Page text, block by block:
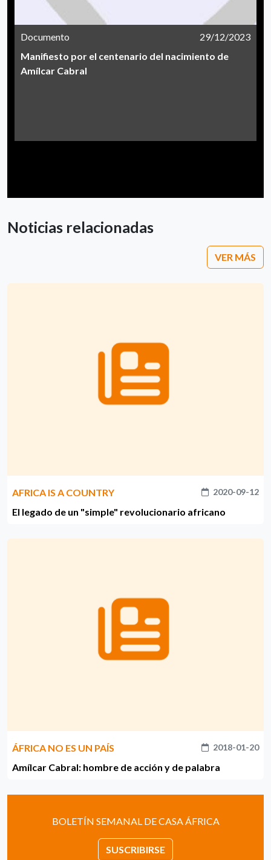
Documento
29/12/2023
Manifiesto por el centenario del nacimiento de
Amílcar Cabral
Noticias relacionadas
VER MÁS
AFRICA IS A COUNTRY 2020-09-12
El legado de un "simple" revolucionario africano
ÁFRICA NO ES UN PAÍS 2018-01-20
Amílcar Cabral: hombre de acción y de palabra
BOLETÍN SEMANAL DE CASA ÁFRICA
SUSCRIBIRSE